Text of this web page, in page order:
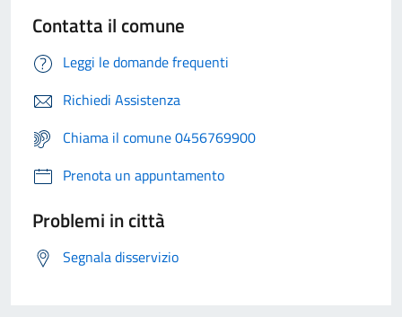
Contatta il comune
Leggi le domande frequenti
Richiedi Assistenza
Chiama il comune 0456769900
Prenota un appuntamento
Problemi in città
Segnala disservizio